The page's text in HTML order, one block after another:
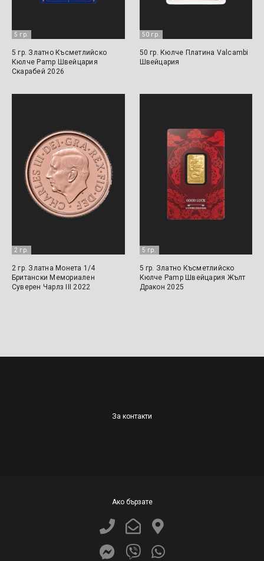
5 гр.
5 гр. Златно Късметлийско
Кюлче Pamp Швейцария
Скарабей 2026
50 гр.
50 гр. Кюлче Платина Valcambi
Швейцария
2 гр.
2 гр. Златна Монета 1/4
Британски Мемориален
Суверен Чарлз III 2022
5 гр.
5 гр. Златно Късметлийско
Кюлче Pamp Швейцария Жълт
Дракон 2025
За контакти
Ако бързате